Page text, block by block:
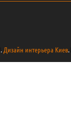
Дизайн интерьера Киев